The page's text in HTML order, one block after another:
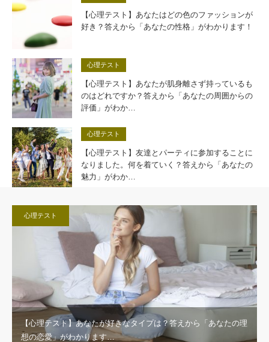
【心理テスト】あなたはどの色のファッションが
好き？答えから「あなたの性格」がわかります！
心理テスト
【心理テスト】あなたが肌身離さず持っているも
のはどれですか？答えから「あなたの周囲からの
評価」がわか…
心理テスト
【心理テスト】友達とパーティに参加することに
なりました。何を着ていく？答えから「あなたの
魅力」がわか…
心理テスト
【心理テスト】あなたが好きなタイプは？答えから「あなたの理
想の恋愛」がわかります…